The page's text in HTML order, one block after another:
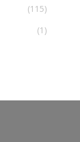
(115)
(1)